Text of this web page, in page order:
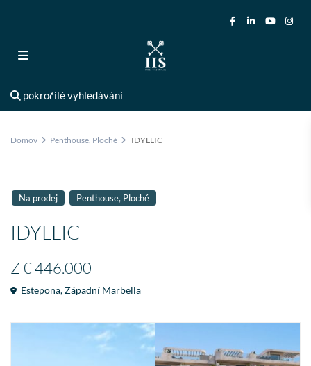
pokročilé vyhledávání
Domov Penthouse, Ploché IDYLLIC
Na prodej Penthouse, Ploché
IDYLLIC
Z€ 446.000
Estepona,Západní Marbella